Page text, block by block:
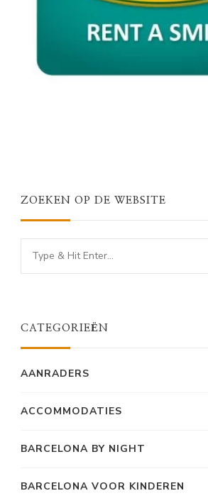
ZOEKEN OP DE WEBSITE
Looking
for
CATEGORIEËN
AANRADERS
ACCOMMODATIES
BARCELONA BY NIGHT
BARCELONA VOOR KINDEREN